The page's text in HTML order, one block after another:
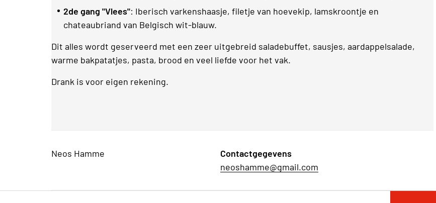
2de gang "Vlees": Iberisch varkenshaasje, filetje van hoevekip, lamskroontje en
chateaubriand van Belgisch wit-blauw.
Dit alles wordt geserveerd met een zeer uitgebreid saladebuffet, sausjes, aardappelsalade,
warme bakpatatjes, pasta, brood en veel liefde voor het vak.
Drank is voor eigen rekening.
Neos Hamme
Contactgegevens
neoshamme@gmail.com